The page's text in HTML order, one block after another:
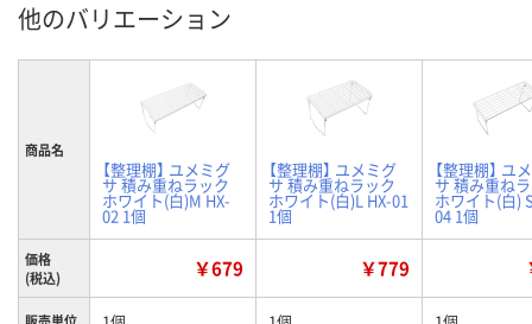
他のバリエーション
商品名
【整理棚】 ユメミグ
サ 積み重ねラック
ホワイト(白)M HX-
02 1個
【整理棚】 ユメミグ
サ 積み重ねラック
ホワイト(白)L HX-01
1個
【整理棚】 ユ
サ 積み重ね
ホワイト(白)
04 1個
価格
(税込)
￥679 ￥779